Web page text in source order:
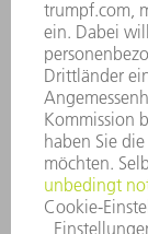
COMPLIANCE
SECURITY
MAGAZINE
LIEFERANTEN
UMWELT &
SOZIALES &